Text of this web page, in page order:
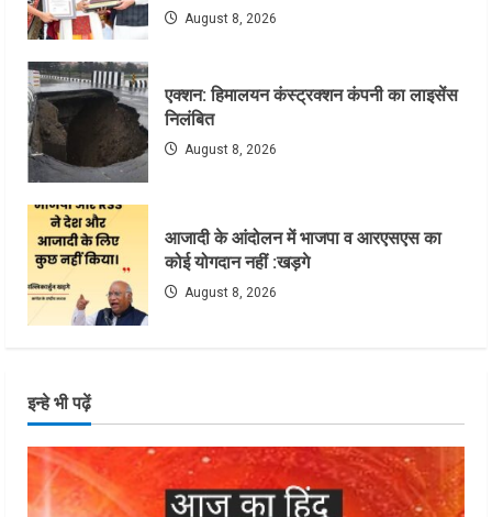
August 8, 2026
एक्शन: हिमालयन कंस्ट्रक्शन कंपनी का लाइसेंस
निलंबित
August 8, 2026
आजादी के आंदोलन में भाजपा व आरएसएस का
कोई योगदान नहीं :खड़गे
August 8, 2026
इन्हे भी पढ़ें